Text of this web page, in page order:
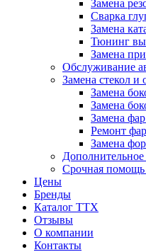
Замена
Сварка
Замена
Тюнинг
Замена
Обслуживание
Замена стекол и
Замена
Замена
Замена
Ремонт
Замена
Срочная помощь
Цены
Бренды
Каталог ТТХ
Отзывы
О компании
Контакты